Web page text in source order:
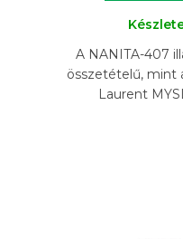
A NANITA-407
összetételű, mint
Laurent